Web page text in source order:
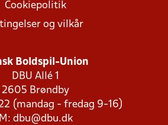
Cookiepolitik
og vilkår
Boldspil-Union
DBU Allé 1
2605 Brøndby
(mandag - fredag 9-16)
M: dbu@dbu.dk